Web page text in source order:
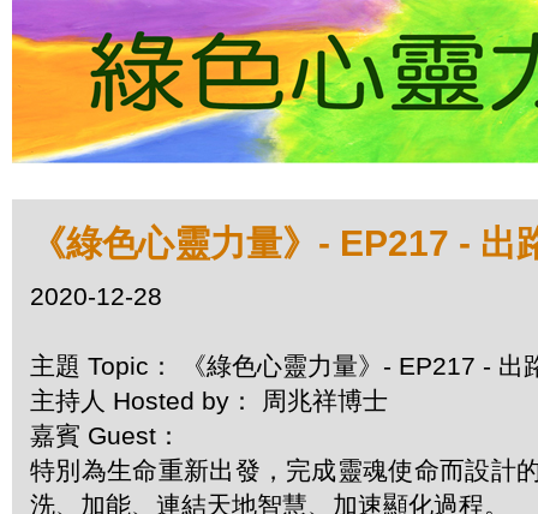
《綠色心靈力量》- EP217 - 出
2020-12-28
主題 Topic： 《綠色心靈力量》- EP217 - 出
主持人 Hosted by： 周兆祥博士
嘉賓 Guest：
特別為生命重新出發，完成靈魂使命而設計
洗、加能、連結天地智慧、加速顯化過程。